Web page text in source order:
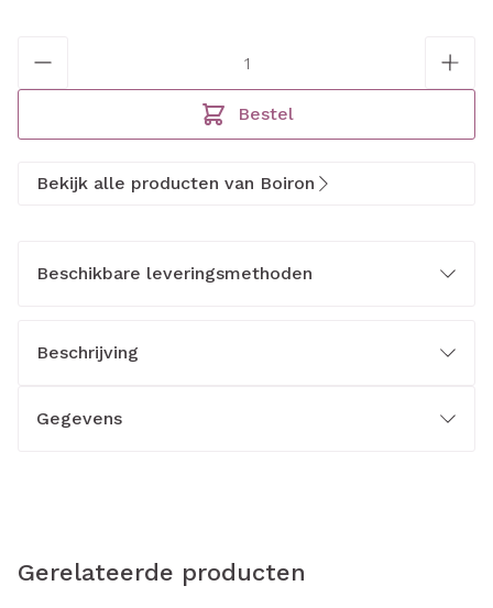
Bestel
Bekijk alle producten van Boiron
Beschikbare leveringsmethoden
Beschrijving
Gegevens
Gerelateerde producten